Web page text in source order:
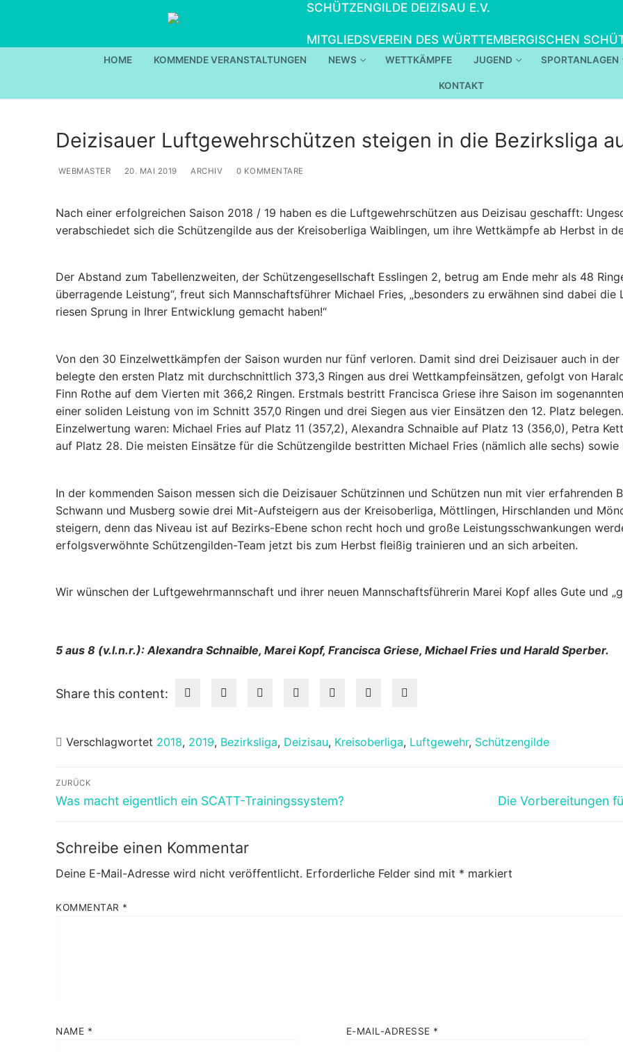
SCHÜTZENGILDE DEIZISAU E.V.
MITGLIEDSVEREIN DES WÜRTTEMBERGISCHEN
HOME KOMMENDE VERANSTALTUNGEN NEWS WETTKÄMPFE JUGEND SPORTANLAGEN
KONTAKT
Deizisauer Luftgewehrschützen steigen in die Bezirksliga
WEBMASTER 20. MAI 2019 ARCHIV 0 KOMMENTARE
Nach einer erfolgreichen Saison 2018 / 19 haben es die Luftgewehrschützen aus Deizisau geschafft:
verabschiedet sich die Schützengilde aus der Kreisoberliga Waiblingen, um ihre Wettkämpfe ab Herbst in
Der Abstand zum Tabellenzweiten, der Schützengesellschaft Esslingen 2, betrug am Ende mehr als 48
überragende Leistung“, freut sich Mannschaftsführer Michael Fries, „besonders zu erwähnen sind dabei
riesen Sprung in Ihrer Entwicklung gemacht haben!“
Von den 30 Einzelwettkämpfen der Saison wurden nur fünf verloren. Damit sind drei Deizisauer auch in
belegte den ersten Platz mit durchschnittlich 373,3 Ringen aus drei Wettkampfeinsätzen, gefolgt von
Finn Rothe auf dem Vierten mit 366,2 Ringen. Erstmals bestritt Francisca Griese ihre Saison im
einer soliden Leistung von im Schnitt 357,0 Ringen und drei Siegen aus vier Einsätzen den 12. Platz
Einzelwertung waren: Michael Fries auf Platz 11 (357,2), Alexandra Schnaible auf Platz 13 (356,0), Petra
auf Platz 28. Die meisten Einsätze für die Schützengilde bestritten Michael Fries (nämlich alle sechs)
In der kommenden Saison messen sich die Deizisauer Schützinnen und Schützen nun mit vier erfahrenden
Schwann und Musberg sowie drei Mit-Aufsteigern aus der Kreisoberliga, Möttlingen, Hirschlanden und
steigern, denn das Niveau ist auf Bezirks-Ebene schon recht hoch und große Leistungsschwankungen
erfolgsverwöhnte Schützengilden-Team jetzt bis zum Herbst fleißig trainieren und an sich arbeiten.
Wir wünschen der Luftgewehrmannschaft und ihrer neuen Mannschaftsführerin Marei Kopf alles Gute und
5 aus 8 (v.l.n.r.): Alexandra Schnaible, Marei Kopf, Francisca Griese, Michael Fries und Harald Sperber.
Share this content:
Verschlagwortet 2018, 2019, Bezirksliga, Deizisau, Kreisoberliga, Luftgewehr, Schützengilde
Beitragsnavigation
ZURÜCK
Vorheriger
Was macht eigentlich ein SCATT-Trainingssystem?
Nächster
Die Vorbereitungen
Schreibe einen Kommentar
Deine E-Mail-Adresse wird nicht veröffentlicht. Erforderliche Felder sind mit * markiert
KOMMENTAR *
NAME * E-MAIL-ADRESSE *